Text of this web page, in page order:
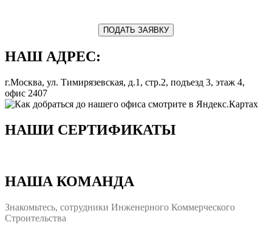
ПОДАТЬ ЗАЯВКУ
НАШ АДРЕС:
г.Москва, ул. Тимирязевская, д.1, стр.2, подъезд 3, этаж 4,
офис 2407
НАШИ СЕРТИФИКАТЫ
НАША КОМАНДА
Знакомьтесь, сотрудники Инженерного Коммерческого
Строительства